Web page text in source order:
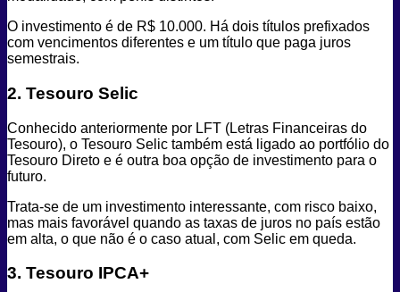
O investimento é de R$ 10.000. Há dois títulos prefixados
com vencimentos diferentes e um título que paga juros
semestrais.
2. Tesouro Selic
Conhecido anteriormente por LFT (Letras Financeiras do
Tesouro), o Tesouro Selic também está ligado ao portfólio do
Tesouro Direto e é outra boa opção de investimento para o
futuro.
Trata-se de um investimento interessante, com risco baixo,
mas mais favorável quando as taxas de juros no país estão
em alta, o que não é o caso atual, com Selic em queda.
3. Tesouro IPCA+